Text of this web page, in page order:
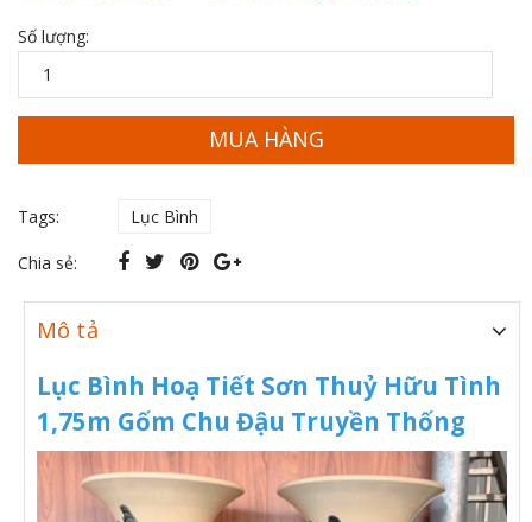
Số lượng:
MUA HÀNG
Tags: Lục Bình
Chia sẻ:
Mô tả
Lục Bình Hoạ Tiết Sơn Thuỷ Hữu Tình
1,75m Gốm Chu Đậu Truyền Thống